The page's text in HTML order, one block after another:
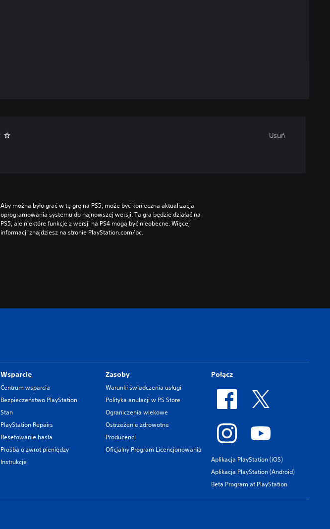
Usuń
Aby można było grać w tę grę na PS5, może być konieczna aktualizacja
oprogramowania systemu do najnowszej wersji. Ta gra będzie działać na
PS5, ale niektóre funkcje z wersji na PS4 mogą być nieobecne. Więcej
informacji znajdziesz na stronie PlayStation.com/bc.
Wsparcie
Centrum wsparcia
Bezpieczeństwo PlayStation
Stan
PlayStation Repairs
Resetowanie hasła
Prośba o zwrot pieniędzy
Instrukcje
Zasoby
Warunki świadczenia usługi
Polityka anulacji w PS Store
Ograniczenia wiekowe
Ostrzeżenie zdrowotne
Producenci
Oficjalny Program Licencjonowania
Połącz
Aplikacja PlayStation (iOS)
Aplikacja PlayStation (Android)
Beta Program at PlayStation